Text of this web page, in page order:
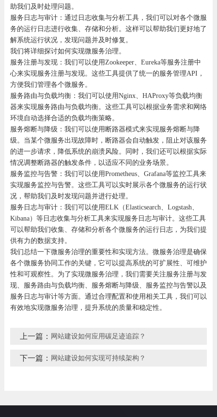
助我们及时处理问题。
服务日志与审计：通过日志收集与分析工具，我们可以对各个微服
务的运行日志进行收集、存储和分析。这样可以帮助我们更好地了
解系统运行状况，发现问题并及时修复。
我们将详细探讨如何实现微服务治理。
服务注册与发现：我们可以使用Zookeeper、Eureka等服务注册中
心来实现服务注册与发现。这些工具提供了统一的服务管理API，
方便我们管理各个微服务。
服务路由与负载均衡：我们可以使用Nginx、HAProxy等负载均衡
器来实现服务路由与负载均衡。这些工具可以根据业务需求和网络
环境自动选择合适的负载均衡策略。
服务熔断与降级：我们可以使用断路器模式来实现服务熔断与降
级。当某个微服务出现故障时，断路器会自动触发，阻止对该服务
的进一步请求，降低系统的崩溃风险。同时，我们还可以根据实际
情况调整断路器的触发条件，以适应不同的业务场景。
服务监控与告警：我们可以使用Prometheus、Grafana等监控工具来
实现服务监控与告警。这些工具可以实时展示各个微服务的运行状
况，帮助我们及时发现问题并进行处理。
服务日志与审计：我们可以使用ELK（Elasticsearch、Logstash、
Kibana）等日志收集与分析工具来实现服务日志与审计。这些工具
可以帮助我们收集、存储和分析各个微服务的运行日志，为我们提
供有力的数据支持。
我们总结一下微服务治理的重要性和实现方法。微服务治理是确保
各个微服务协同工作的关键，它可以提高系统的可扩展性、可维护
性和可观察性。为了实现微服务治理，我们需要关注服务注册与发
现、服务路由与负载均衡、服务熔断与降级、服务监控与告警以及
服务日志与审计等方面。通过合理配置和使用相关工具，我们可以
有效地实现微服务治理，提升系统的质量和稳定性。
上一篇： 网站建设如何应用碳足迹追踪？
下一篇： 网站建设如何实现可持续架构？